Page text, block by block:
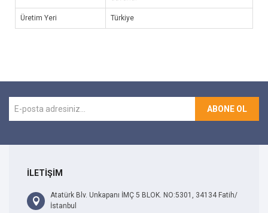
Üretim Yeri Türkiye
ABONE OL
İLETİŞİM
Atatürk Blv. Unkapanı İMÇ 5 BLOK. NO:5301, 34134 Fatih/
İstanbul